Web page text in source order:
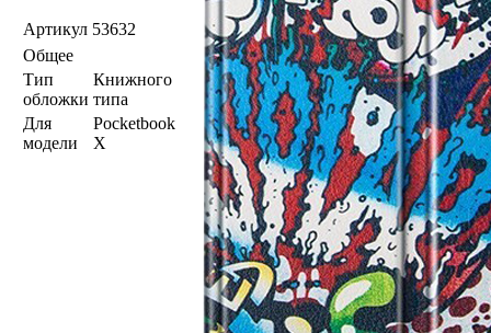
Артикул 53632
Общее
Тип
обложки
Книжного
типа
Для
модели
Pocketbook
X